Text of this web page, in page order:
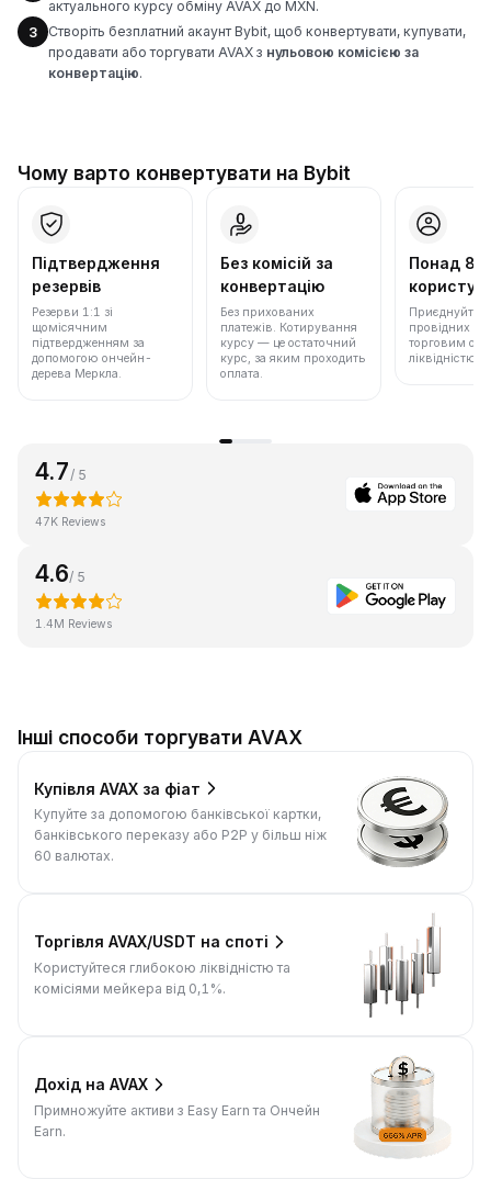
актуального курсу обміну AVAX до MXN.
3
Створіть безплатний акаунт Bybit, щоб конвертувати, купувати,
продавати або торгувати AVAX з нульовою комісією за
конвертацію.
Чому варто конвертувати на Bybit
Підтвердження
резервів
Резерви 1:1 зі
щомісячним
підтвердженням за
допомогою ончейн-
дерева Меркла.
Без комісій за
конвертацію
Без прихованих
платежів. Котирування
курсу — це остаточний
курс, за яким проходить
оплата.
Понад 86
Приєднуйтеся
провідних
торговим
ліквідністю.
4.7 / 5
47K Reviews
4.6/ 5
1.4M Reviews
Інші способи торгувати AVAX
Купівля AVAX за фіат
Купуйте за допомогою банківської картки,
банківського переказу або P2P у більш ніж
60 валютах.
Торгівля AVAX/USDT на споті
Користуйтеся глибокою ліквідністю та
комісіями мейкера від 0,1%.
Дохід на AVAX
Примножуйте активи з Easy Earn та Ончейн
Earn.